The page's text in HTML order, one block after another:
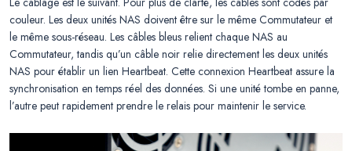
couleur. Les deux unités NAS doivent être sur le même Commutateur et
le même sous-réseau. Les câbles bleus relient chaque NAS au
Commutateur, tandis qu’un câble noir relie directement les deux unités
NAS pour établir un lien Heartbeat. Cette connexion Heartbeat assure la
synchronisation en temps réel des données. Si une unité tombe en panne,
l’autre peut rapidement prendre le relais pour maintenir le service.